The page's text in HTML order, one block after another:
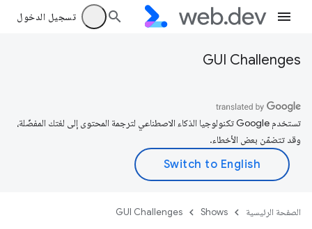
تسجيل الدخول
GUI Challenges
تستخدم Google تكنولوجيا الذكاء الاصطناعي لترجمة المحتوى إلى لغتك المفضّلة،
وقد تتضمّن بعض الأخطاء.
الصفحة الرئيسية Shows
GUI Challenges